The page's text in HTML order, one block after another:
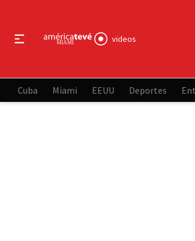
videos
Cuba Miami EEUU Deportes